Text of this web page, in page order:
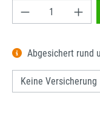
Produkt
Abgesichert rund